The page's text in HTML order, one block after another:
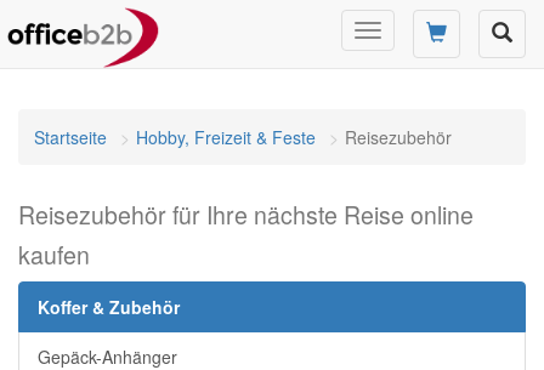
Navigation
umschalten
Startseite Hobby, Freizeit & Feste Reisezubehör
Reisezubehör für Ihre nächste Reise online
kaufen
Koffer & Zubehör
Gepäck-Anhänger